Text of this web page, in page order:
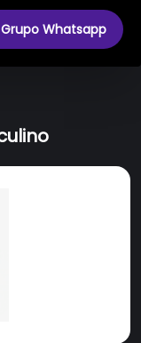
Grupo Whatsapp